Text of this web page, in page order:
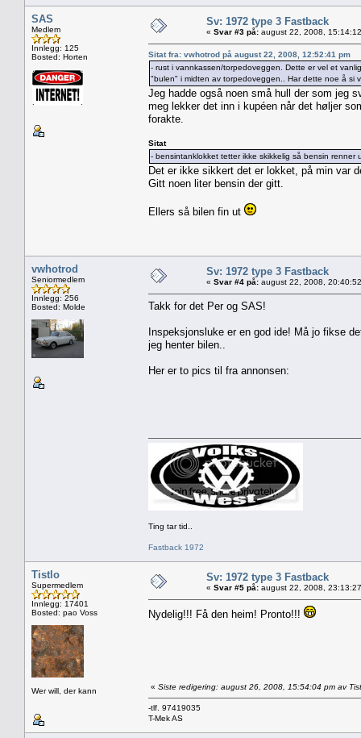
SAS
Medlem
Innlegg: 125
Bosted: Horten
Sv: 1972 type 3 Fastback
« Svar #3 på: august 22, 2008,
Sitat fra: vwhotrod på august 22, 2008, 12:52:41 pm
- rust i vannkassen/torpedoveggen. Dette er vel et
"bulen" i midten av torpedoveggen.. Har dette noe å
Jeg hadde også noen små hull der som jeg
meg lekker det inn i kupéen når det høljer
forakte.
Sitat
- bensintanklokket tetter ikke skikkelig så bensin
Det er ikke sikkert det er lokket, på min var
Gitt noen liter bensin der gitt.
Ellers så bilen fin ut
vwhotrod
Seniormedlem
Innlegg: 256
Bosted: Molde
Sv: 1972 type 3 Fastback
« Svar #4 på: august 22, 2008,
Takk for det Per og SAS!
Inspeksjonsluke er en god ide! Må jo fikse
jeg henter bilen..
Her er to pics til fra annonsen:
Ting tar tid..
Fastback 1972
Tistlo
Supermedlem
Innlegg: 17401
Bosted: pao Voss
Wer will, der kann
Sv: 1972 type 3 Fastback
« Svar #5 på: august 22, 2008,
Nydelig!!! Få den heim! Pronto!!!
« Siste redigering: august 26, 2008, 15:54:04 pm av
-tlf. 97419035
T-Mek AS